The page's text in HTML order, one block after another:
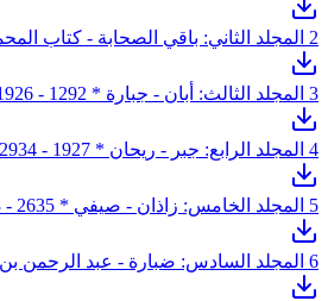
2 المجلد الثاني: باقي الصحابة - كتاب المحمدين *
3 المجلد الثالث: أبان - جبارة * 1292 - 1926
4 المجلد الرابع: جبر - ريحان * 1927 - 2934
5 المجلد الخامس: زاذان - صيفي * 2635 - 3308
6 المجلد السادس: ضبارة - عبد الرحمن بن عوف *